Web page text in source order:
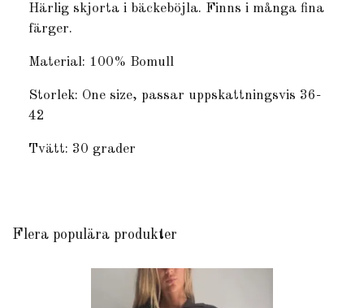
Härlig skjorta i bäckeböjla. Finns i många fina
färger.
Material: 100% Bomull
Storlek: One size, passar uppskattningsvis 36-
42
Tvätt: 30 grader
Flera populära produkter